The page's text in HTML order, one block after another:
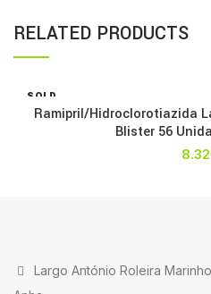
RELATED PRODUCTS
SOLD
OUT
Ramipril/Hidroclorotiazida
Blister 56
8.32
Largo António Roleira